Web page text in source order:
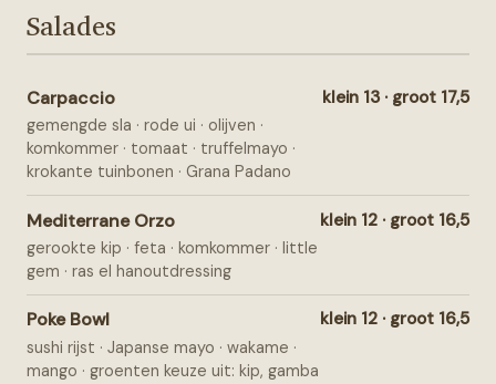
Salades
Carpaccio
gemengde sla · rode ui · olijven ·
komkommer · tomaat · truffelmayo ·
krokante tuinbonen · Grana Padano
klein 13 · groot 17,5
Mediterrane Orzo
gerookte kip · feta · komkommer · little
gem · ras el hanoutdressing
klein 12 · groot 16,5
Poke Bowl
sushi rijst · Japanse mayo · wakame ·
mango · groenten keuze uit: kip, gamba
klein 12 · groot 16,5